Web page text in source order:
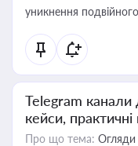
уникнення
Telegram канали
кейси,
Про що тема: Огляди